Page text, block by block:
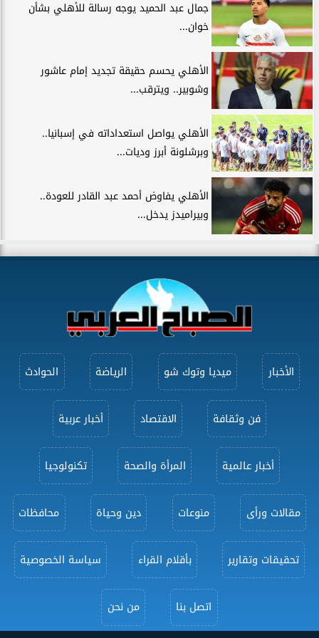
جمال عبد الحميد يوجه رسالة للأهلي بشأن
خوان...
الأهلي يحسم حقيقة تجديد إمام عاشور
وشوبير.. ويترقب...
الأهلي يواصل استعداداته في إسبانيا..
وبرشلونة أبرز وديات...
الأهلي يفاوض أحمد عبد القادر للعودة..
وبيراميدز يدخل...
الأخبار ميديا وتوك شو الرياضة الحوادث
فن وثقافة الاقتصاد أخبار عربية
أخبار عالمية المرأة والصحة تكنولوجيا
مقالات ورأى منوعات دين وحياة محافظات
تحقيقات وتقارير بأقلام القراء سياسة الخصوصية
اتصل بنا من نحن